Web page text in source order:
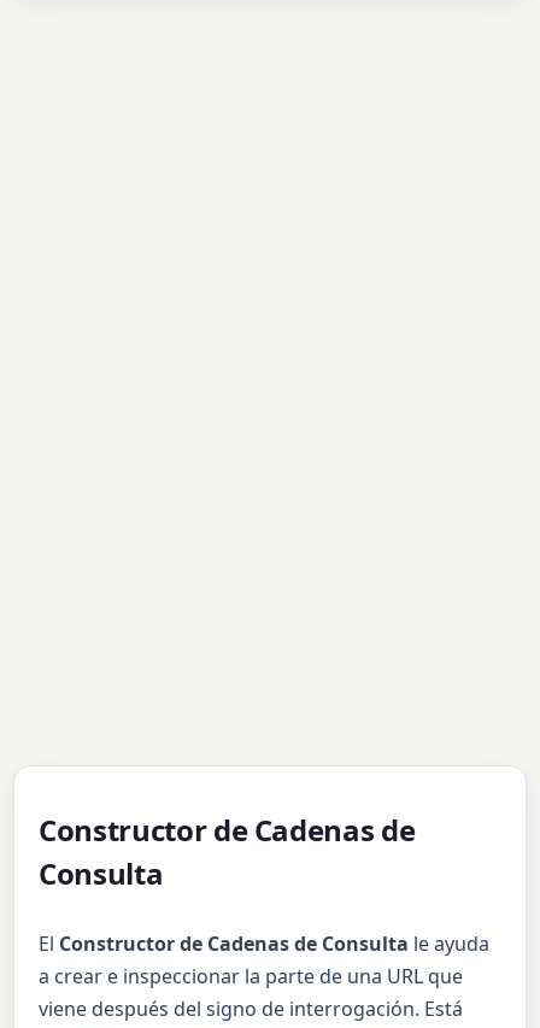
Constructor de Cadenas de
Consulta
El Constructor de Cadenas de Consulta le ayuda
a crear e inspeccionar la parte de una URL que
viene después del signo de interrogación. Está